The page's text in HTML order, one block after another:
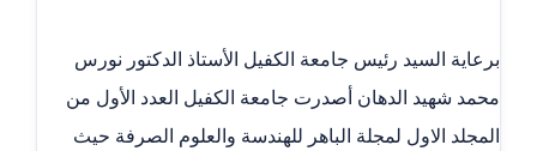
برعاية السيد رئيس جامعة الكفيل الأستاذ الدكتور نورس
محمد شهيد الدهان أصدرت جامعة الكفيل العدد الأول من
المجلد الاول لمجلة الباهر للهندسة والعلوم الصرفة حيث